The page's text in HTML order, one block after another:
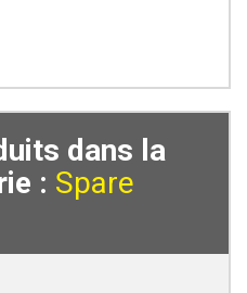
dans la
: Spare